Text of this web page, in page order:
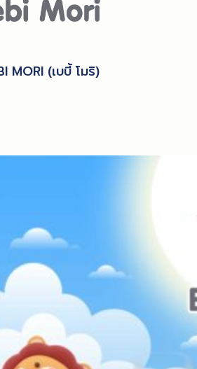
MORI (เบบี้ โมริ)